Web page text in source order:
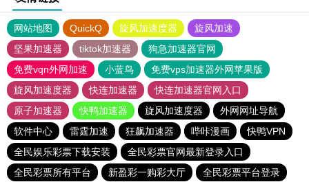
网站地图 QuickQ 旋风加速度器
旋风加速
坚果加速器
tiktok加速器
狗急加速器官网
免费vqn外网加速
小蓝鸟
免费vps加速器外网苹果版
旋风加速度器
快连加速器
快连加速器官网入口
原子加速器
快鸭加速器 旋风加速度器
外网网址导航
软件中心
雷霆加速 狂飙加速器 哔咔漫画
快鸭VPN
全民娱乐彩票下载安装
全民彩票官网最新登录入口
全民彩票所有平台
新盈彩一购彩大厅
全民彩票平台登录